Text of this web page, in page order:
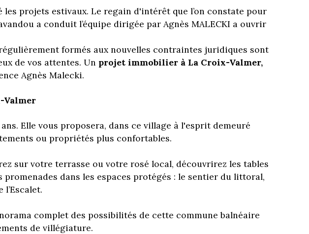
projets estivaux. Le regain d'intérêt que l’on constate pour
a conduit l’équipe dirigée par Agnès MALECKI a ouvrir
formés aux nouvelles contraintes juridiques sont
de vos attentes. Un projet immobilier à La Croix-Valmer,
Agnès Malecki.
Valmer
Elle vous proposera, dans ce village à l'esprit demeuré
ou propriétés plus confortables.
sur votre terrasse ou votre rosé local, découvrirez les tables
dans les espaces protégés : le sentier du littoral,
complet des possibilités de cette commune balnéaire
de villégiature.